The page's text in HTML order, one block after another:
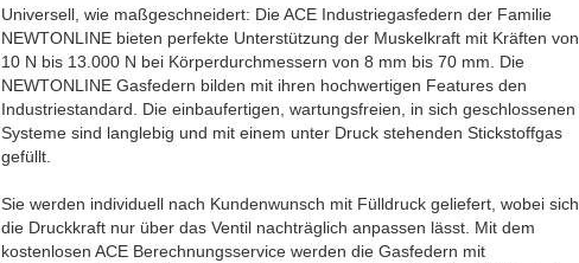
Universell, wie maßgeschneidert: Die ACE Industriegasfedern der Familie
NEWTONLINE bieten perfekte Unterstützung der Muskelkraft mit Kräften von
10 N bis 13.000 N bei Körperdurchmessern von 8 mm bis 70 mm. Die
NEWTONLINE Gasfedern bilden mit ihren hochwertigen Features den
Industriestandard. Die einbaufertigen, wartungsfreien, in sich geschlossenen
Systeme sind langlebig und mit einem unter Druck stehenden Stickstoffgas
gefüllt.
Sie werden individuell nach Kundenwunsch mit Fülldruck geliefert, wobei sich
die Druckkraft nur über das Ventil nachträglich anpassen lässt. Mit dem
kostenlosen ACE Berechnungsservice werden die Gasfedern mit